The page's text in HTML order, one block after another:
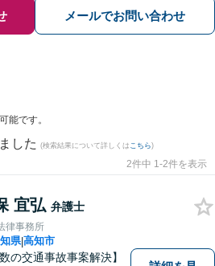
メールでお問い合わせ
能です。
した (検索結果について詳しくは こちら)
2件中 1-2件を表示
宜弘 弁護士
律事務所
県|高知市
数の交通事故事案解決】